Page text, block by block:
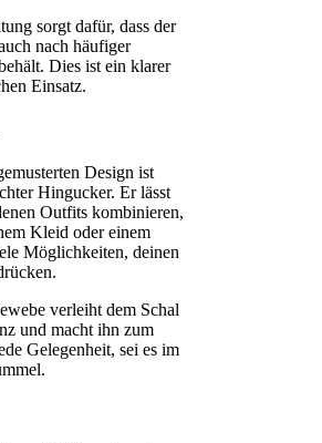
sorgt dafür, dass der
nach häufiger
Dies ist ein klarer
Einsatz.
Design ist
Hingucker. Er lässt
Outfits kombinieren,
Kleid oder einem
Möglichkeiten, deinen
verleiht dem Schal
und macht ihn zum
Gelegenheit, sei es im